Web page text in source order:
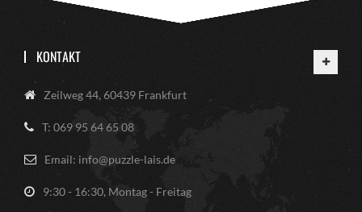
KONTAKT
Zeilweg 44, 60439 Frankfurt
T: 069 95 64 65 08
Email: info@puzzle-lais.de
9:30 - 16:30, Montag - Freitag